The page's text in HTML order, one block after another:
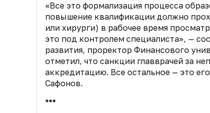
«Все это формализация процесса
повышение квалификации должно
или хирурги) в рабочее время
это под контролем специалиста», —
развития, проректор Финансового
отметил, что санкции главврачей за
аккредитацию. Все остальное — это
Сафонов.
***